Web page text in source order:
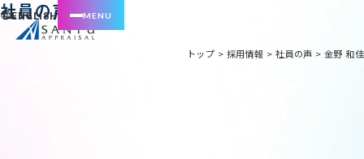
ENGLISH
社員の声
トップ > 採用情報 > 社員の声 > 金野 和佳